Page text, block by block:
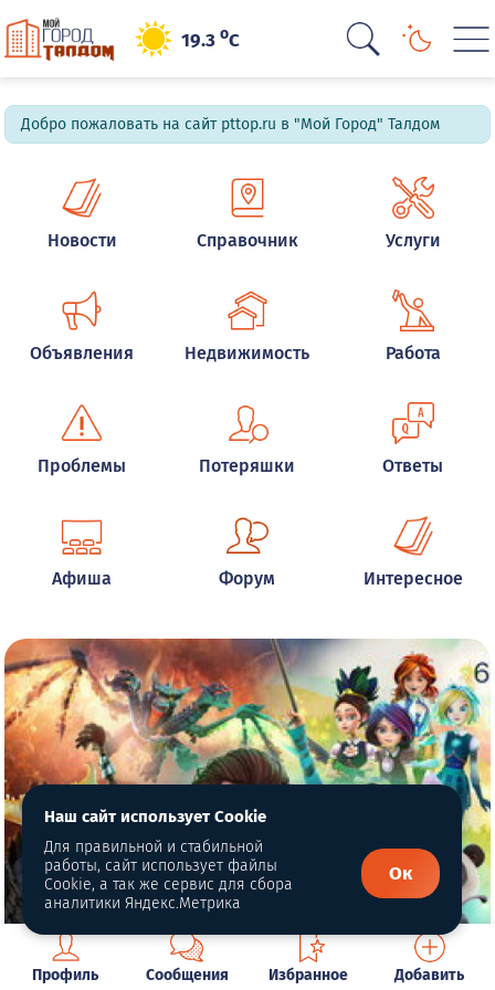
19.3oC
Добро пожаловать на сайт pttop.ru в "Мой Город" Талдом
Новости Справочник Услуги
Объявления Недвижимость Работа
Проблемы Потеряшки Ответы
Афиша Форум Интересное
Профиль Сообщения Избранное Добавить
Наш сайт использует Cookie
Для правильной и стабильной
работы, сайт использует файлы
Cookie, а так же сервис для сбора
аналитики Яндекс.Метрика
Ок